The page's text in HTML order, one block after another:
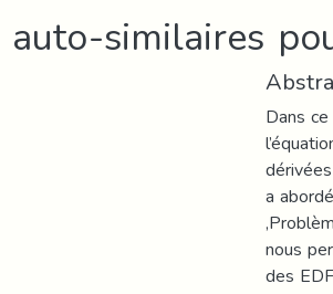
similaires
Dans
a
nous
des